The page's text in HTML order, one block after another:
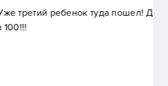
Доверие, питание,